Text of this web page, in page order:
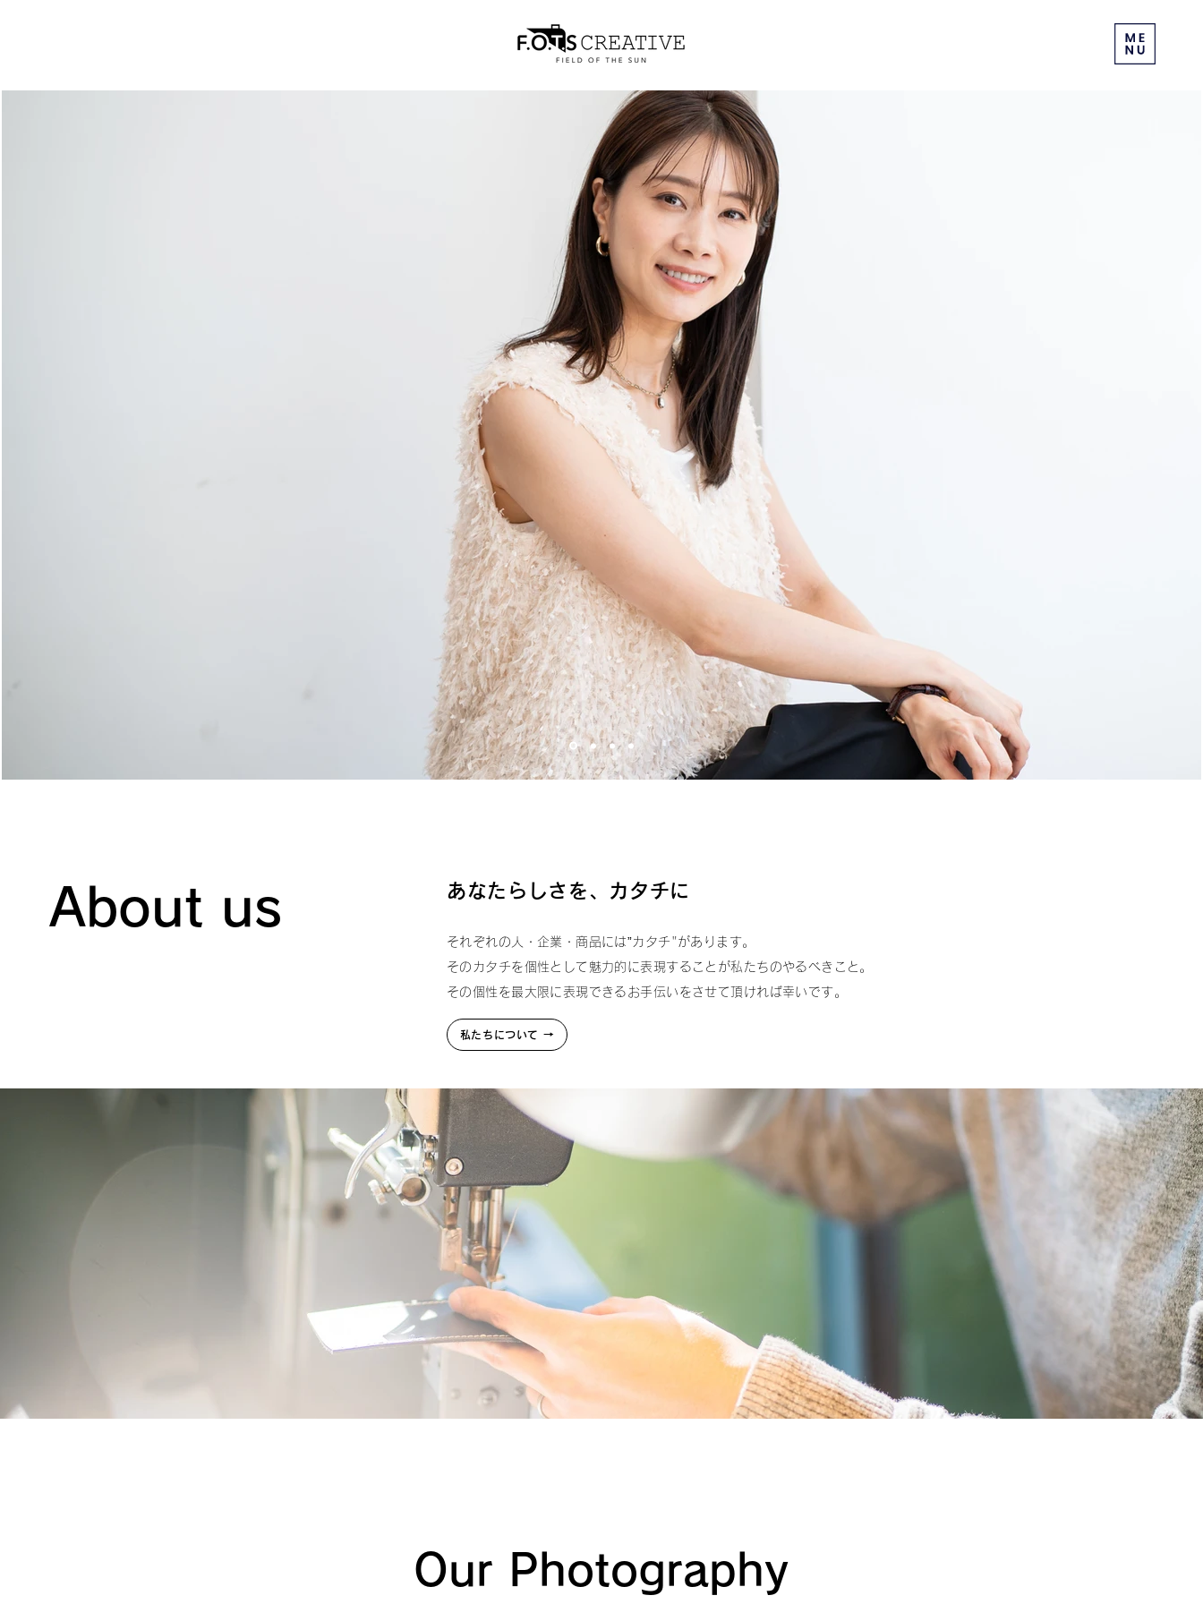
About us あなたらしさを、カタチに
それぞれの人・企業・商品には”カタチ"があります。
そのカタチを個性として魅力的に表現することが私たちのやるべきこと。
その個性を最大限に表現できるお手伝いをさせて頂ければ幸いです。
私たちについて →
Our Photography